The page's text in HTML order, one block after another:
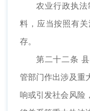
农业行政执
料，应当按照有
存。
第二十二条
管部门作出涉及重
响或引发社会风险